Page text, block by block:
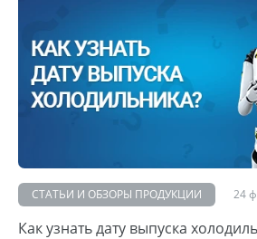
СТАТЬИ И ОБЗОРЫ ПРОДУКЦИИ 24
Как узнать дату выпуска